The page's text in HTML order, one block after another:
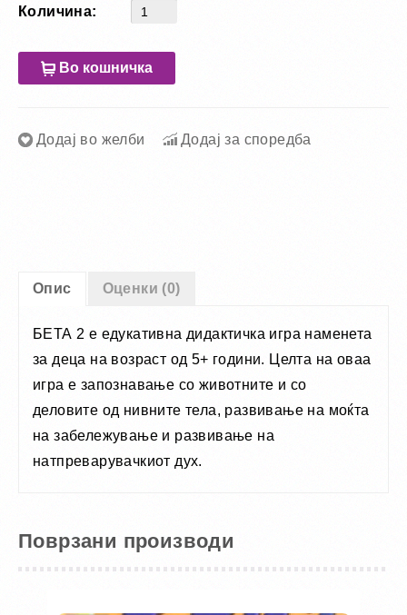
Количина:
Во кошничка
Додај во желби Додај за споредба
Опис Оценки (0)
БЕТА 2 е едукативна дидактичка игра наменета
за деца на возраст од 5+ години. Целта на оваа
игра е запознавање со животните и со
деловите од нивните тела, развивање на моќта
на забележување и развивање на
натпреварувачкиот дух.
Поврзани производи